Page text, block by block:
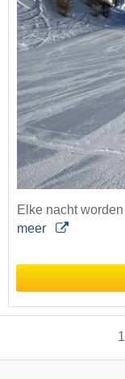
Elke nacht
meer
1